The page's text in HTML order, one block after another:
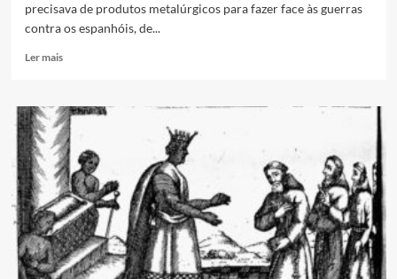
precisava de produtos metalúrgicos para fazer face às guerras
contra os espanhóis, de...
Ler maisLeia
BATALHA
DE
MBWÎLA